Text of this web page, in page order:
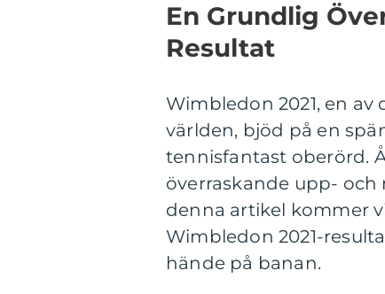
En Grundlig
Resultat
Wimbledon 2021, en
världen, bjöd på en
tennisfantast oberörd.
överraskande upp-
denna artikel kommer
Wimbledon 2021-
hände på banan.